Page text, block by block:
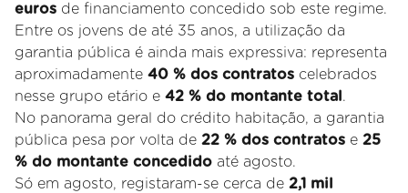
euros de financiamento concedido sob este regime.
Entre os jovens de até 35 anos, a utilização da
garantia pública é ainda mais expressiva: representa
aproximadamente 40 % dos contratos celebrados
nesse grupo etário e 42 % do montante total .
No panorama geral do crédito habitação, a garantia
pública pesa por volta de 22 % dos contratos e 25
% do montante concedido até agosto.
Só em agosto, registaram-se cerca de 2,1 mil